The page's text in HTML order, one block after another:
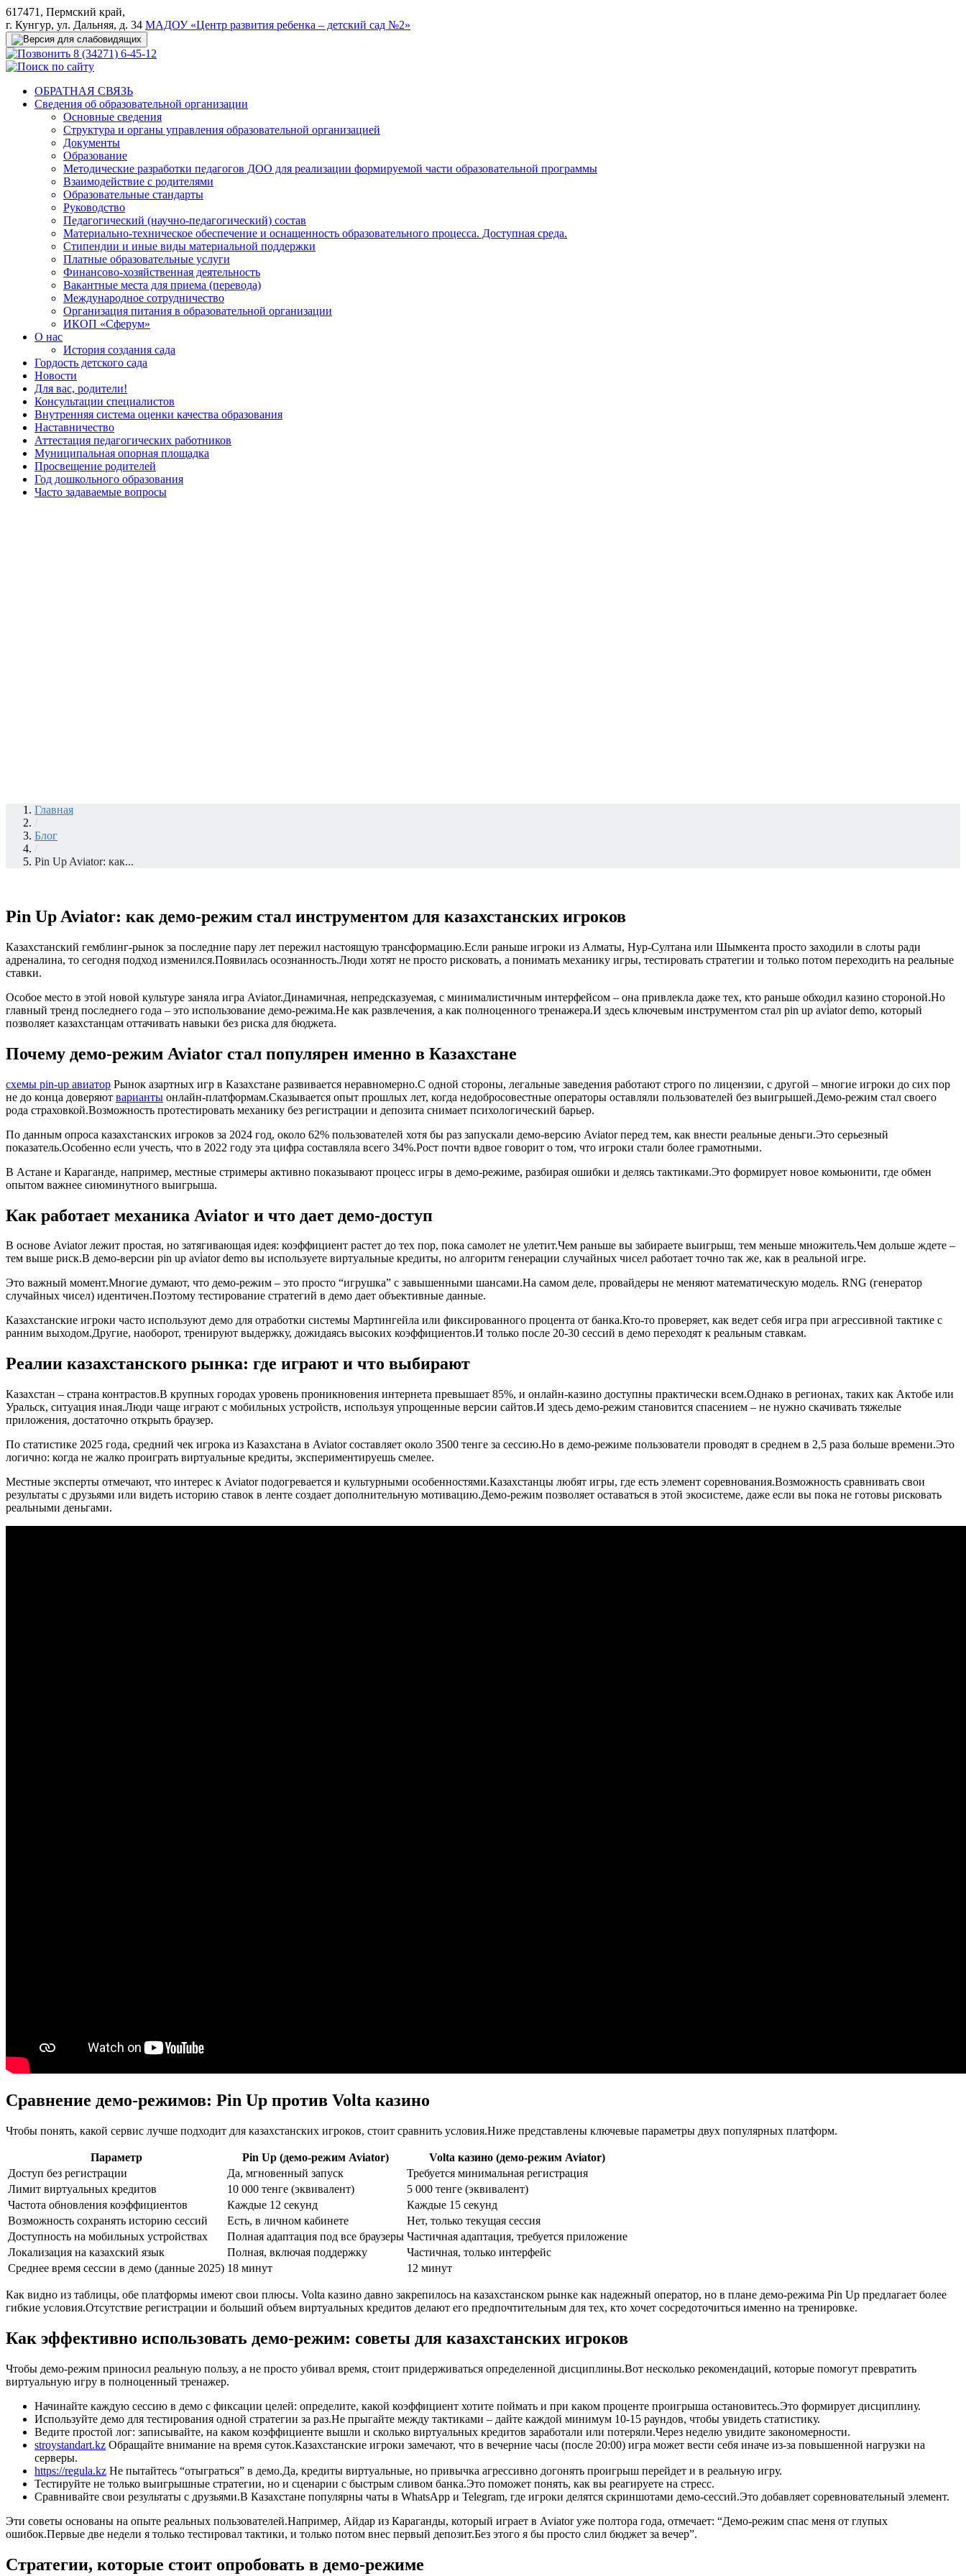
617471, Пермский край,
г. Кунгур, ул. Дальняя, д. 34 МАДОУ «Центр развития ребенка – детский сад №2»
8 (34271) 6-45-12
ОБРАТНАЯ СВЯЗЬ
Сведения об образовательной организации
Основные сведения
Структура и органы управления образовательной организацией
Документы
Образование
Методические разработки педагогов ДОО для реализации формируемой части образовательной программы
Взаимодействие с родителями
Образовательные стандарты
Руководство
Педагогический (научно-педагогический) состав
Материально-техническое обеспечение и оснащенность образовательного процесса. Доступная среда.
Стипендии и иные виды материальной поддержки
Платные образовательные услуги
Финансово-хозяйственная деятельность
Вакантные места для приема (перевода)
Международное сотрудничество
Организация питания в образовательной организации
ИКОП «Сферум»
О нас
История создания сада
Гордость детского сада
Новости
Для вас, родители!
Консультации специалистов
Внутренняя система оценки качества образования
Наставничество
Аттестация педагогических работников
Муниципальная опорная площадка
Просвещение родителей
Год дошкольного образования
Часто задаваемые вопросы
Главная
/
Блог
/
Pin Up Aviator: как...
Pin Up Aviator: как демо-режим стал инструментом для казахстанских игроков
Казахстанский гемблинг-рынок за последние пару лет пережил настоящую трансформацию.Если раньше игроки из Алматы, Нур-Султана или Шымкента просто заходили в слоты ради
адреналина, то сегодня подход изменился.Появилась осознанность.Люди хотят не просто рисковать, а понимать механику игры, тестировать стратегии и только потом переходить на реальные
ставки.
Особое место в этой новой культуре заняла игра Aviator.Динамичная, непредсказуемая, с минималистичным интерфейсом – она привлекла даже тех, кто раньше обходил казино стороной.Но
главный тренд последнего года – это использование демо-режима.Не как развлечения, а как полноценного тренажера.И здесь ключевым инструментом стал pin up avi̇ator demo, который
позволяет казахстанцам оттачивать навыки без риска для бюджета.
Почему демо-режим Aviator стал популярен именно в Казахстане
схемы pin-up авиатор Рынок азартных игр в Казахстане развивается неравномерно.С одной стороны, легальные заведения работают строго по лицензии, с другой – многие игроки до сих пор
не до конца доверяют варианты онлайн-платформам.Сказывается опыт прошлых лет, когда недобросовестные операторы оставляли пользователей без выигрышей.Демо-режим стал своего
рода страховкой.Возможность протестировать механику без регистрации и депозита снимает психологический барьер.
По данным опроса казахстанских игроков за 2024 год, около 62% пользователей хотя бы раз запускали демо-версию Aviator перед тем, как внести реальные деньги.Это серьезный
показатель.Особенно если учесть, что в 2022 году эта цифра составляла всего 34%.Рост почти вдвое говорит о том, что игроки стали более грамотными.
В Астане и Караганде, например, местные стримеры активно показывают процесс игры в демо-режиме, разбирая ошибки и делясь тактиками.Это формирует новое комьюнити, где обмен
опытом важнее сиюминутного выигрыша.
Как работает механика Aviator и что дает демо-доступ
В основе Aviator лежит простая, но затягивающая идея: коэффициент растет до тех пор, пока самолет не улетит.Чем раньше вы забираете выигрыш, тем меньше множитель.Чем дольше ждете –
тем выше риск.В демо-версии pin up avi̇ator demo вы используете виртуальные кредиты, но алгоритм генерации случайных чисел работает точно так же, как в реальной игре.
Это важный момент.Многие думают, что демо-режим – это просто “игрушка” с завышенными шансами.На самом деле, провайдеры не меняют математическую модель. RNG (генератор
случайных чисел) идентичен.Поэтому тестирование стратегий в демо дает объективные данные.
Казахстанские игроки часто используют демо для отработки системы Мартингейла или фиксированного процента от банка.Кто-то проверяет, как ведет себя игра при агрессивной тактике с
ранним выходом.Другие, наоборот, тренируют выдержку, дожидаясь высоких коэффициентов.И только после 20-30 сессий в демо переходят к реальным ставкам.
Реалии казахстанского рынка: где играют и что выбирают
Казахстан – страна контрастов.В крупных городах уровень проникновения интернета превышает 85%, и онлайн-казино доступны практически всем.Однако в регионах, таких как Актобе или
Уральск, ситуация иная.Люди чаще играют с мобильных устройств, используя упрощенные версии сайтов.И здесь демо-режим становится спасением – не нужно скачивать тяжелые
приложения, достаточно открыть браузер.
По статистике 2025 года, средний чек игрока из Казахстана в Aviator составляет около 3500 тенге за сессию.Но в демо-режиме пользователи проводят в среднем в 2,5 раза больше времени.Это
логично: когда не жалко проиграть виртуальные кредиты, экспериментируешь смелее.
Местные эксперты отмечают, что интерес к Aviator подогревается и культурными особенностями.Казахстанцы любят игры, где есть элемент соревнования.Возможность сравнивать свои
результаты с друзьями или видеть историю ставок в ленте создает дополнительную мотивацию.Демо-режим позволяет оставаться в этой экосистеме, даже если вы пока не готовы рисковать
реальными деньгами.
Сравнение демо-режимов: Pin Up против Volta казино
Чтобы понять, какой сервис лучше подходит для казахстанских игроков, стоит сравнить условия.Ниже представлены ключевые параметры двух популярных платформ.
Параметр Pin Up (демо-режим Aviator)
Volta казино (демо-режим Aviator)
Доступ без регистрации
Да, мгновенный запуск
Требуется минимальная регистрация
Лимит виртуальных кредитов
10 000 тенге (эквивалент)
5 000 тенге (эквивалент)
Частота обновления коэффициентов
Каждые 12 секунд
Каждые 15 секунд
Возможность сохранять историю сессий
Есть, в личном кабинете
Нет, только текущая сессия
Доступность на мобильных устройствах
Полная адаптация под все браузеры Частичная адаптация, требуется приложение
Локализация на казахский язык
Полная, включая поддержку
Частичная, только интерфейс
Среднее время сессии в демо (данные 2025) 18 минут 12 минут
Как видно из таблицы, обе платформы имеют свои плюсы. Volta казино давно закрепилось на казахстанском рынке как надежный оператор, но в плане демо-режима Pin Up предлагает более
гибкие условия.Отсутствие регистрации и больший объем виртуальных кредитов делают его предпочтительным для тех, кто хочет сосредоточиться именно на тренировке.
Как эффективно использовать демо-режим: советы для казахстанских игроков
Чтобы демо-режим приносил реальную пользу, а не просто убивал время, стоит придерживаться определенной дисциплины.Вот несколько рекомендаций, которые помогут превратить
виртуальную игру в полноценный тренажер.
Начинайте каждую сессию в демо с фиксации целей: определите, какой коэффициент хотите поймать и при каком проценте проигрыша остановитесь.Это формирует дисциплину.
Используйте демо для тестирования одной стратегии за раз.Не прыгайте между тактиками – дайте каждой минимум 10-15 раундов, чтобы увидеть статистику.
Ведите простой лог: записывайте, на каком коэффициенте вышли и сколько виртуальных кредитов заработали или потеряли.Через неделю увидите закономерности.
stroystandart.kz Обращайте внимание на время суток.Казахстанские игроки замечают, что в вечерние часы (после 20:00) игра может вести себя иначе из-за повышенной нагрузки на
серверы.
https://regula.kz Не пытайтесь “отыграться” в демо.Да, кредиты виртуальные, но привычка агрессивно догонять проигрыш перейдет и в реальную игру.
Тестируйте не только выигрышные стратегии, но и сценарии с быстрым сливом банка.Это поможет понять, как вы реагируете на стресс.
Сравнивайте свои результаты с друзьями.В Казахстане популярны чаты в WhatsApp и Telegram, где игроки делятся скриншотами демо-сессий.Это добавляет соревновательный элемент.
Эти советы основаны на опыте реальных пользователей.Например, Айдар из Караганды, который играет в Aviator уже полтора года, отмечает: “Демо-режим спас меня от глупых
ошибок.Первые две недели я только тестировал тактики, и только потом внес первый депозит.Без этого я бы просто слил бюджет за вечер”.
Стратегии, которые стоит опробовать в демо-режиме